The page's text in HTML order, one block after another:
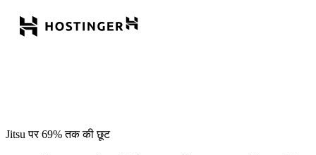
Jitsu पर 69% तक की छूट